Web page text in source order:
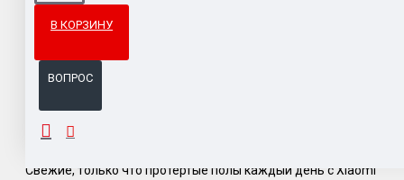
В КОРЗИНУ
ВОПРОС
ОПИСАНИЕ
Свежие, только что протертые полы каждый день с Xiaomi